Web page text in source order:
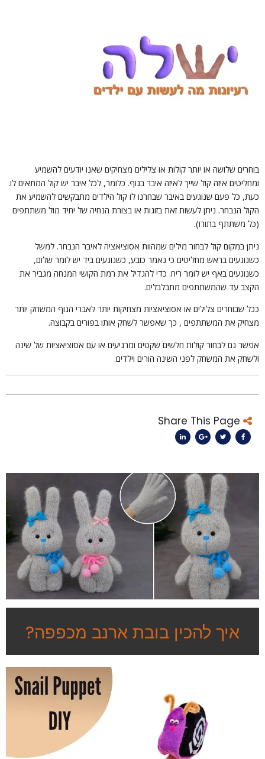
שלושה או יותר קולות או צלילים מצחיקים שאנו יודעים להשמיע
איזה קול שייך לאיזה איבר בגוף. כלומר, לכל איבר יש קול המתאים לו.
כל פעם שנוגעים באיבר שבחרנו לו קול הילדים מתבקשים להשמיע את
הנבחר. ניתן לעשות זאת בזוגות או בצורת הנחיה של יחיד מול משתתפים
משתתף בתורו).
במקום קול לבחור מילים שמהוות אסוציאציה לאיבר הנבחר. למשל
בראש מחליטים כי נאמר כובע, כשנוגעים ביד יש לומר שלום,
באף יש לומר ריח. כדי להגדיל את רמת הקושי המנחה מגביר את
עד שהמשתתפים מתבלבלים.
שבוחרים צלילים או אסוציאציות מצחיקות יותר לאברי הגוף המשחק יותר
את המשתתפים , כך שאפשר לשחק אותו בפורים בקבוצה.
גם לבחור קולות חלשים שקטים ומרגיעים או עם אסוציאציות של שינה
את המשחק לפני השינה הורים וילדים.
Share This Page
איך להכין בובת ארנב מכפפה?